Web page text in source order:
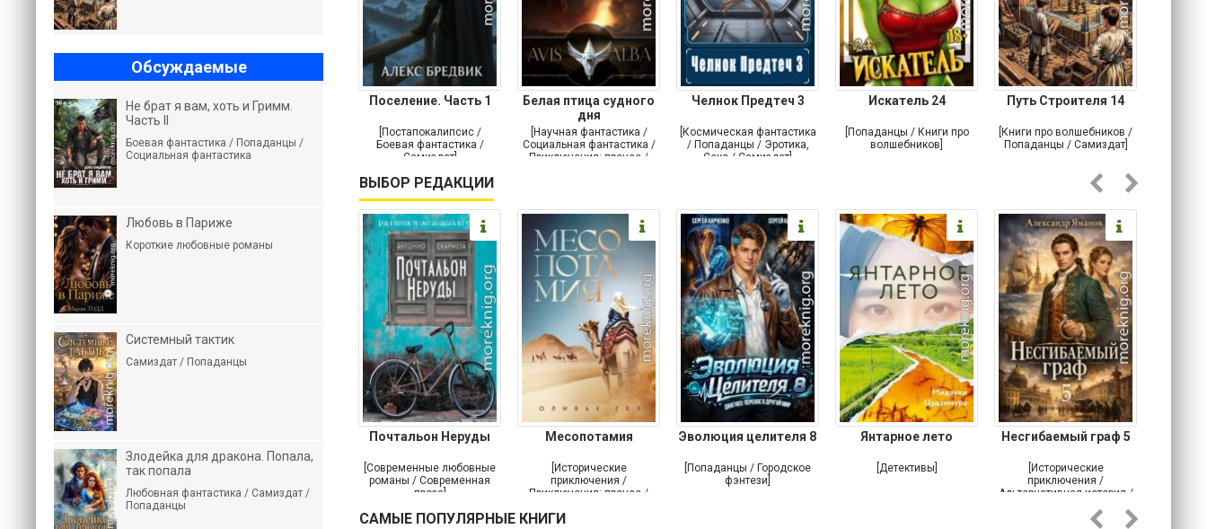
Поселение. Часть 1
[Постапокалипсис /
Боевая фантастика /
Самиздат]
Белая птица судного
дня
[Научная фантастика /
Социальная фантастика /
Приключения: прочее /
Челнок Предтеч 3
[Космическая фантастика
/ Попаданцы / Эротика,
Секс / Самиздат]
Искатель 24
[Попаданцы / Книги про
волшебников]
Путь Строителя 14
[Книги про волшебников /
Попаданцы / Самиздат]
ВЫБОР РЕДАКЦИИ
Почтальон Неруды
[Современные любовные
романы / Современная
проза]
Месопотамия
[Исторические
приключения /
Приключения: прочее /
Историческая проза]
Эволюция целителя 8
[Попаданцы / Городское
фэнтези]
Янтарное лето
[Детективы]
Несгибаемый граф 5
[Исторические
приключения /
Альтернативная история /
САМЫЕ ПОПУЛЯРНЫЕ КНИГИ
Обсуждаемые
Не брат я вам, хоть и Гримм.
Часть II
Боевая фантастика / Попаданцы /
Социальная фантастика
Любовь в Париже
Короткие любовные романы
Системный тактик
Самиздат / Попаданцы
Злодейка для дракона. Попала,
так попала
Любовная фантастика / Самиздат /
Попаданцы